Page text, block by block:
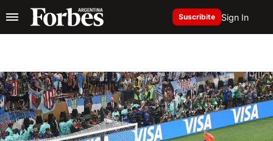
Suscribite Sign In